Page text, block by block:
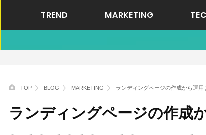
TREND MARKETING
TOP BLOG MARKETING ランディングページの作成から運用
ランディングページの作成